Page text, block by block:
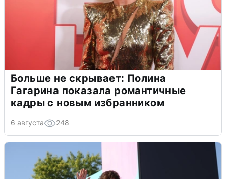
Больше не скрывает: Полина
Гагарина показала романтичные
кадры с новым избранником
6 августа 248